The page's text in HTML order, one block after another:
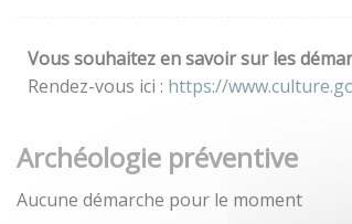
Vous souhaitez en savoir sur les
Rendez-vous ici : https://
Archéologie préventive
Aucune démarche pour le moment